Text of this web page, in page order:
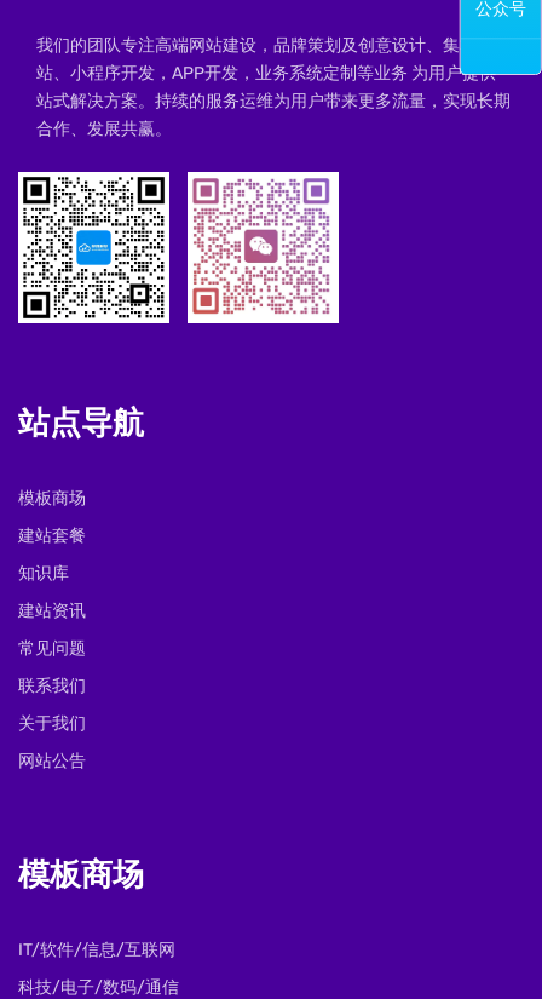
我们的团队专注高端网站建设，品牌策划及创意设计、集群建
站、小程序开发，APP开发，业务系统定制等业务 为用户提供一
站式解决方案。持续的服务运维为用户带来更多流量，实现长期
合作、发展共赢。
站点导航
模板商场
建站套餐
知识库
建站资讯
常见问题
联系我们
关于我们
网站公告
模板商场
IT/软件/信息/互联网
科技/电子/数码/通信